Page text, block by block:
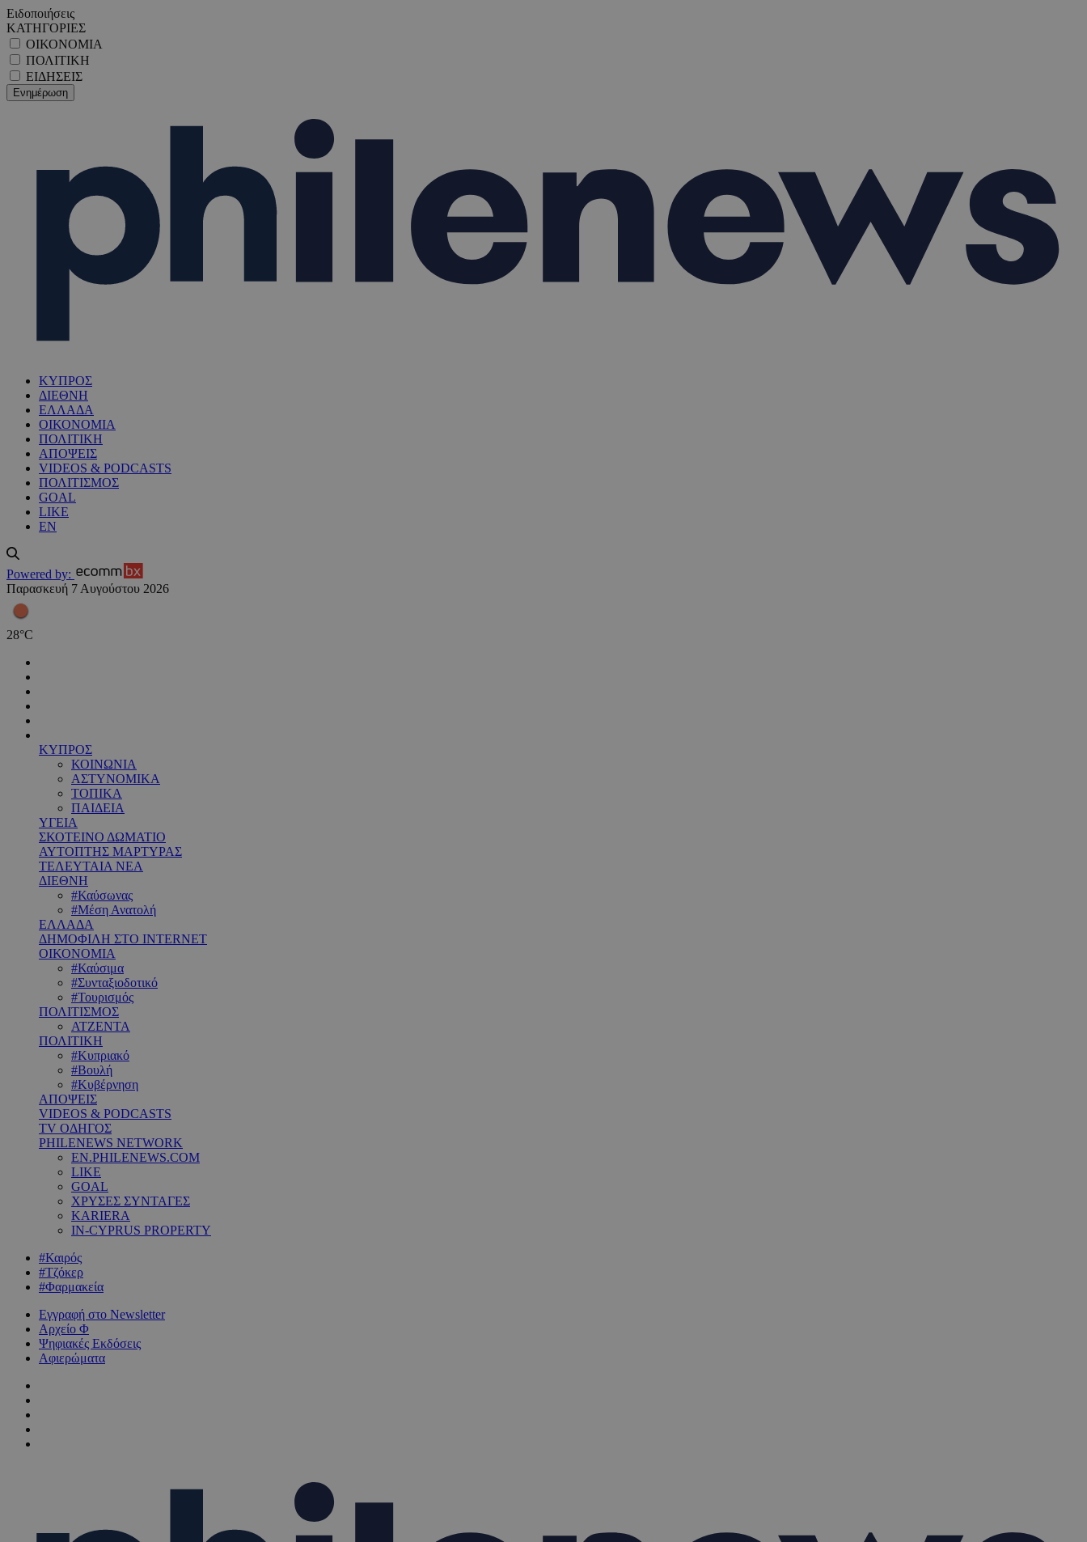
Ειδοποιήσεις
ΚΑΤΗΓΟΡΙΕΣ
ΟΙΚΟΝΟΜΙΑ
ΠΟΛΙΤΙΚΗ
ΕΙΔΗΣΕΙΣ
ΚΥΠΡΟΣ
ΔΙΕΘΝΗ
ΕΛΛΑΔΑ
ΟΙΚΟΝΟΜΙΑ
ΠΟΛΙΤΙΚΗ
ΑΠΟΨΕΙΣ
VIDEOS & PODCASTS
ΠΟΛΙΤΙΣΜΟΣ
GOAL
LIKE
EN
Powered by:
Παρασκευή 7 Αυγούστου 2026
28°C
ΚΥΠΡΟΣ
ΚΟΙΝΩΝΙΑ
ΑΣΤΥΝΟΜΙΚΑ
ΤΟΠΙΚΑ
ΠΑΙΔΕΙΑ
ΥΓΕΙΑ
ΣΚΟΤΕΙΝΟ ΔΩΜΑΤΙΟ
ΑΥΤΟΠΤΗΣ ΜΑΡΤΥΡΑΣ
ΤΕΛΕΥΤΑΙΑ ΝΕΑ
ΔΙΕΘΝΗ
#Καύσωνας
#Μέση Ανατολή
ΕΛΛΑΔΑ
ΔΗΜΟΦΙΛΗ ΣΤΟ INTERNET
ΟΙΚΟΝΟΜΙΑ
#Καύσιμα
#Συνταξιοδοτικό
#Τουρισμός
ΠΟΛΙΤΙΣΜΟΣ
ΑΤΖΕΝΤΑ
ΠΟΛΙΤΙΚΗ
#Κυπριακό
#Βουλή
#Κυβέρνηση
ΑΠΟΨΕΙΣ
VIDEOS & PODCASTS
TV ΟΔΗΓΟΣ
PHILENEWS NETWORK
EN.PHILENEWS.COM
LIKE
GOAL
ΧΡΥΣΕΣ ΣΥΝΤΑΓΕΣ
KARIERA
IN-CYPRUS PROPERTY
#Καιρός
#Τζόκερ
#Φαρμακεία
Εγγραφή στο Newsletter
Αρχείο Φ
Ψηφιακές Εκδόσεις
Αφιερώματα